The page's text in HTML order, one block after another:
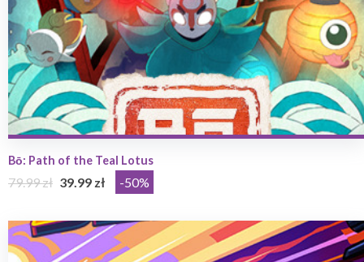
Bō: Path of the Teal Lotus
79.99 zł 39.99 zł -50%